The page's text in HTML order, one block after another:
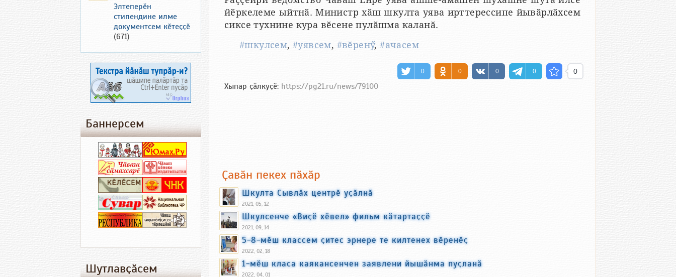
йӗркелеме ыйтнӑ. Министр хӑш шкулта уява ирттерессипе йывӑрлӑхсем
сиксе тухнине кура вӗсене пулӑшма каланӑ.
#шкулсем,#уявсем, #вӗренӳ,#ачасем
0 0 0 0 0
Хыпар ҫӑлкуҫӗ: https://pg21.ru/news/79100
Ҫавӑн пекех пӑхӑр
Шкулта Сывлӑх центрӗ уҫӑлнӑ
2021, 05, 12
Шкулсенче «Виҫӗ хӗвел» фильм кӑтартаҫҫӗ
2021, 09, 14
5-8-мӗш классем ҫитес эрнере те килтенех вӗренӗҫ
2022, 02, 18
1-мӗш класа каякансенчен заявлени йышӑнма пуҫланӑ
2022, 04, 01
Элтеперӗн
стипендине илме
документсем кӗтеҫҫӗ
(671)
Баннерсем
Шутлавҫӑсем